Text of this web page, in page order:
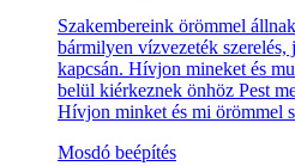
Szakembereink örömmel
bármilyen vízvezeték szerelés,
kapcsán. Hívjon mineket és
belül kiérkeznek önhöz Pest
Hívjon minket és mi örömmel
Mosdó beépítés